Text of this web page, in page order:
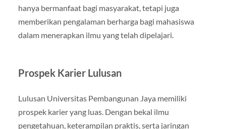
hanya bermanfaat bagi masyarakat, tetapi juga
memberikan pengalaman berharga bagi mahasiswa
dalam menerapkan ilmu yang telah dipelajari.
Prospek Karier Lulusan
Lulusan Universitas Pembangunan Jaya memiliki
prospek karier yang luas. Dengan bekal ilmu
pengetahuan, keterampilan praktis, serta jaringan